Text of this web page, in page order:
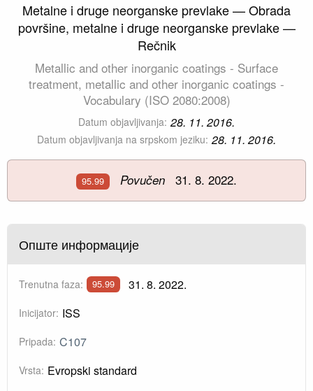
Metalne i druge neorganske prevlake — Obrada
površine, metalne i druge neorganske prevlake —
Rečnik
Metallic and other inorganic coatings - Surface
treatment, metallic and other inorganic coatings -
Vocabulary (ISO 2080:2008)
Datum objavljivanja: 28. 11. 2016.
Datum objavljivanja na srpskom jeziku: 28. 11. 2016.
95.99 Povučen 31. 8. 2022.
Опште информације
Trenutna faza: 95.99 31. 8. 2022.
Inicijator: ISS
Pripada: C107
Vrsta: Evropski standard